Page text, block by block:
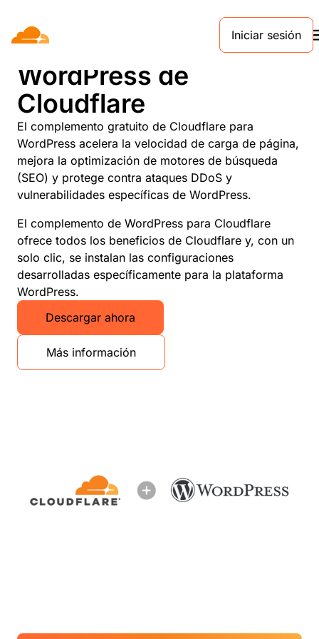
Iniciar sesión
Complemento de
WordPress de
Cloudflare
El complemento gratuito de Cloudflare para
WordPress acelera la velocidad de carga de página,
mejora la optimización de motores de búsqueda
(SEO) y protege contra ataques DDoS y
vulnerabilidades específicas de WordPress.
El complemento de WordPress para Cloudflare
ofrece todos los beneficios de Cloudflare y, con un
solo clic, se instalan las configuraciones
desarrolladas específicamente para la plataforma
WordPress.
Descargar ahora
Más información